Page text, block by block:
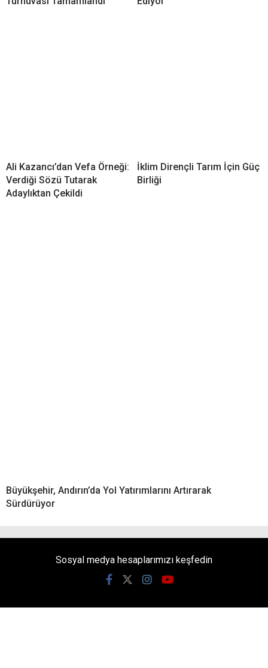
Ali Kazancı’dan Vefa Örneği:
Verdiği Sözü Tutarak
Adaylıktan Çekildi
İklim Dirençli Tarım İçin Güç
Birliği
Büyükşehir, Andırın’da Yol Yatırımlarını Artırarak
Sürdürüyor
Sosyal medya hesaplarımızı keşfedin